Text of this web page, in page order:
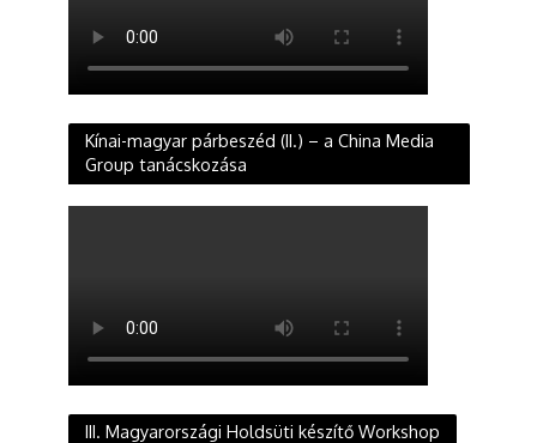
Kínai-magyar párbeszéd (II.) – a China Media
Group tanácskozása
III. Magyarországi Holdsüti készítő Workshop